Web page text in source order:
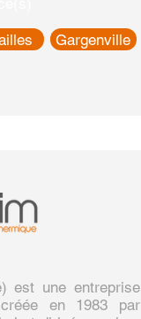
Gargenville
est une entreprise
créée en 1983 par